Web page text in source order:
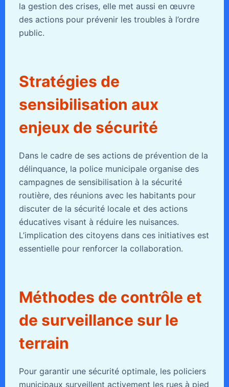
la gestion des crises, elle met aussi en œuvre
des actions pour prévenir les troubles à l’ordre
public.
Stratégies de
sensibilisation aux
enjeux de sécurité
Dans le cadre de ses actions de prévention de la
délinquance, la police municipale organise des
campagnes de sensibilisation à la sécurité
routière, des réunions avec les habitants pour
discuter de la sécurité locale et des actions
éducatives visant à réduire les nuisances.
L’implication des citoyens dans ces initiatives est
essentielle pour renforcer la collaboration.
Méthodes de contrôle et
de surveillance sur le
terrain
Pour garantir une sécurité optimale, les policiers
municipaux surveillent activement les rues à pied